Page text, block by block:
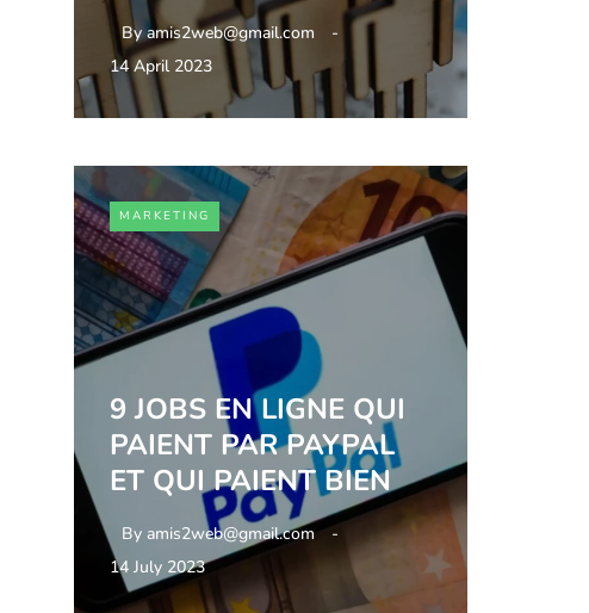
Byamis2web@gmail.com
14 April 2023
MARKETING
9 JOBS EN LIGNE QUI
PAIENT PAR PAYPAL
ET QUI PAIENT BIEN
By amis2web@gmail.com
14 July 2023